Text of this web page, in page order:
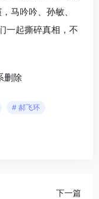
马吟吟、孙敏、
一起撕碎真相，不
删除
# 郝飞环
下一篇